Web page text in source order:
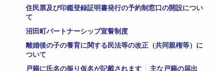
住民票及び印鑑登録証明書発行の予約制窓口の開設につい
て
沼田町パートナーシップ宣誓制度
離婚後の子の養育に関する民法等の改正（共同親権等）に
ついて
戸籍に氏名の振り仮名が記載されます
主な戸籍の届出